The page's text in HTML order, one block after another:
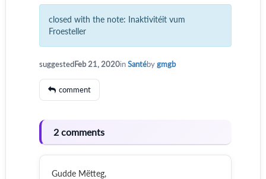
closed with the note: Inaktivitéit vum
Froesteller
suggestedFeb 21, 2020inSantébygmgb
comment
2 comments
Gudde Mëtteg,